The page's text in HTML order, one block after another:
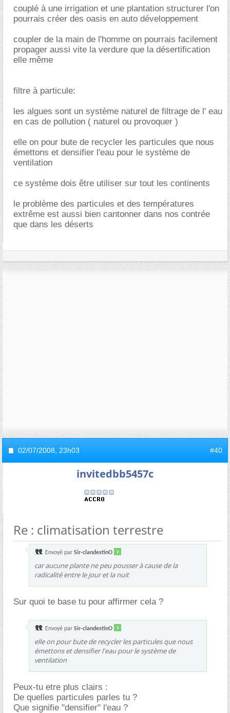
couplé à une irrigation et une plantation structurer l'on
pourrais créer des oasis en auto développement
coupler de la main de l'homme on pourrais facilement
propager aussi vite la verdure que la désertification
elle même
filtre à particule:
les algues sont un système naturel de filtrage de l' eau
en cas de pollution ( naturel ou provoquer )
elle on pour bute de recycler les particules que nous
émettons et densifier l'eau pour le système de
ventilation
ce système dois être utiliser sur tout les continents
le problème des particules et des températures
extrême est aussi bien cantonner dans nos contrée
que dans les déserts
02/07/2008, 23h03 #40
invitedbb5457c
Re : climatisation terrestre
Envoyé par Sir-clandestinO
car aucune plante ne peu pousser à cause de la
radicalité entre le jour et la nuit
Sur quoi te base tu pour affirmer cela ?
Envoyé par Sir-clandestinO
elle on pour bute de recycler les particules que nous
émettons et densifier l'eau pour le système de
ventilation
Peux-tu etre plus clairs :
De quelles particules parles tu ?
Que signifie "densifier" l'eau ?